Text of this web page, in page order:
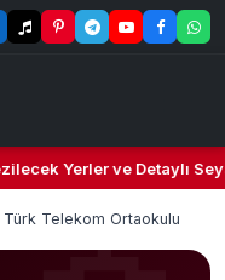
Yerler ve Detaylı
Türk Telekom Ortaokulu